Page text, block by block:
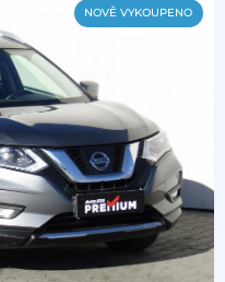
NOVĚ VYKOUPENO